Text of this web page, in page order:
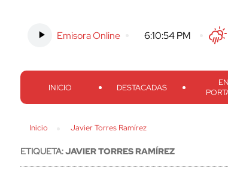
Emisora Online -6:10:55 PM Twitter
INICIO DESTACADAS
EN
Inicio Javier Torres Ramírez
ETIQUETA:JAVIER TORRES RAMÍREZ